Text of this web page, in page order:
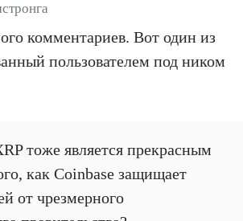
комментариев. Вот один из
пользователем под ником
тоже является прекрасным
как Coinbase защищает
от чрезмерного